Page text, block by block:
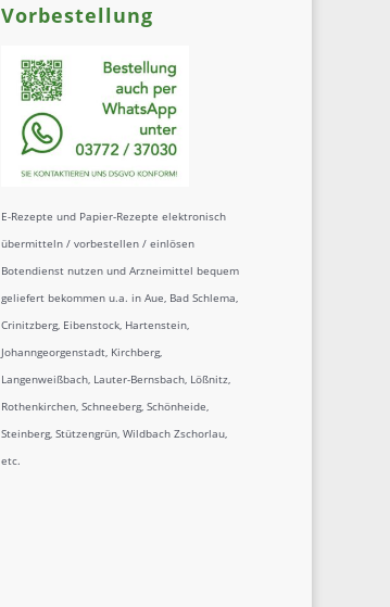
Vorbestellung
E-Rezepte und Papier-Rezepte elektronisch
übermitteln / vorbestellen / einlösen
Botendienst nutzen und Arzneimittel bequem
geliefert bekommen u.a. in Aue, Bad Schlema,
Crinitzberg, Eibenstock, Hartenstein,
Johanngeorgenstadt, Kirchberg,
Langenweißbach, Lauter-Bernsbach, Lößnitz,
Rothenkirchen, Schneeberg, Schönheide,
Steinberg, Stützengrün, Wildbach Zschorlau,
etc.